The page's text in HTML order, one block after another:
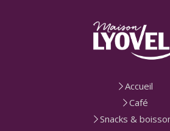
Accueil
Café
Snacks &